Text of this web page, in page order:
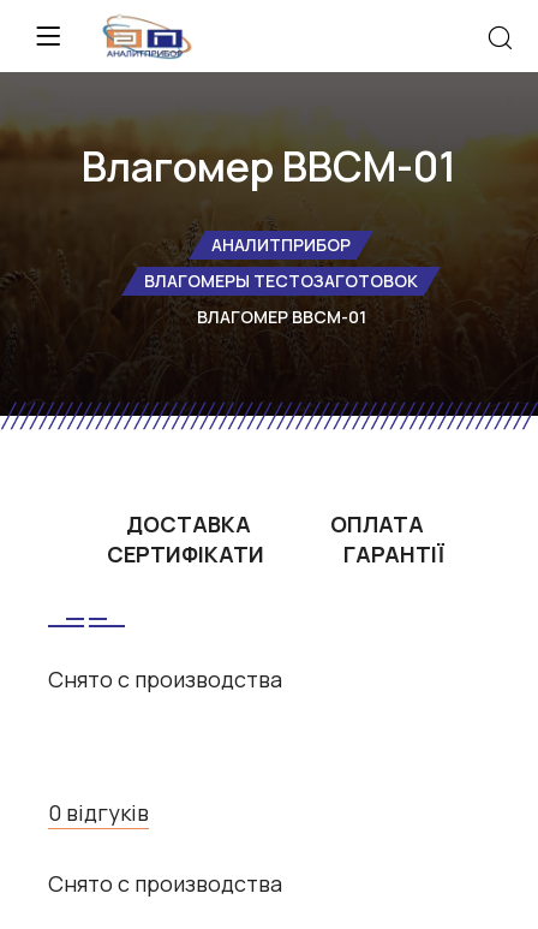
Влагомер ВВСМ-01
АНАЛИТПРИБОР
ВЛАГОМЕРЫ ТЕСТОЗАГОТОВОК
ВЛАГОМЕР ВВСМ-01
ДОСТАВКА
ОПЛАТА
СЕРТИФІКАТИ
ГАРАНТІЇ
Снято с производства
0 відгуків
Снято с производства